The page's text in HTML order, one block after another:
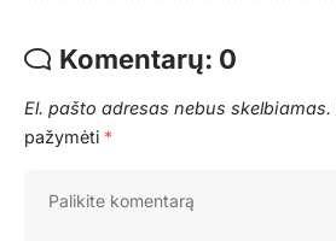
Komentarų: 0
El. pašto adresas nebus skelbiamas.
pažymėti *